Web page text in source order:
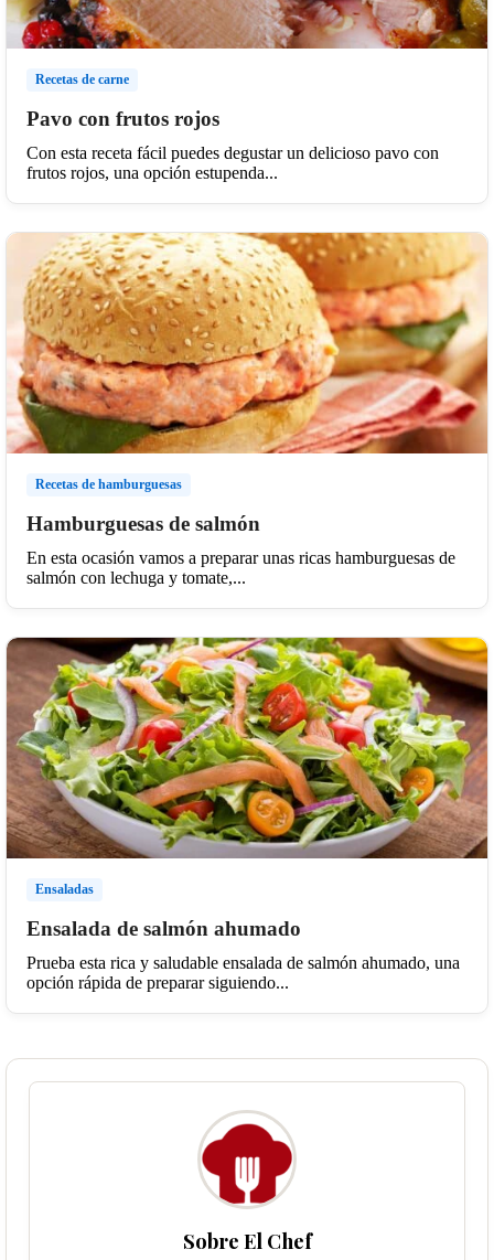
Recetas de carne
Pavo con frutos rojos
Con esta receta fácil puedes degustar un delicioso pavo con
frutos rojos, una opción estupenda...
Recetas de hamburguesas
Hamburguesas de salmón
En esta ocasión vamos a preparar unas ricas hamburguesas de
salmón con lechuga y tomate,...
Ensaladas
Ensalada de salmón ahumado
Prueba esta rica y saludable ensalada de salmón ahumado, una
opción rápida de preparar siguiendo...
Sobre El Chef